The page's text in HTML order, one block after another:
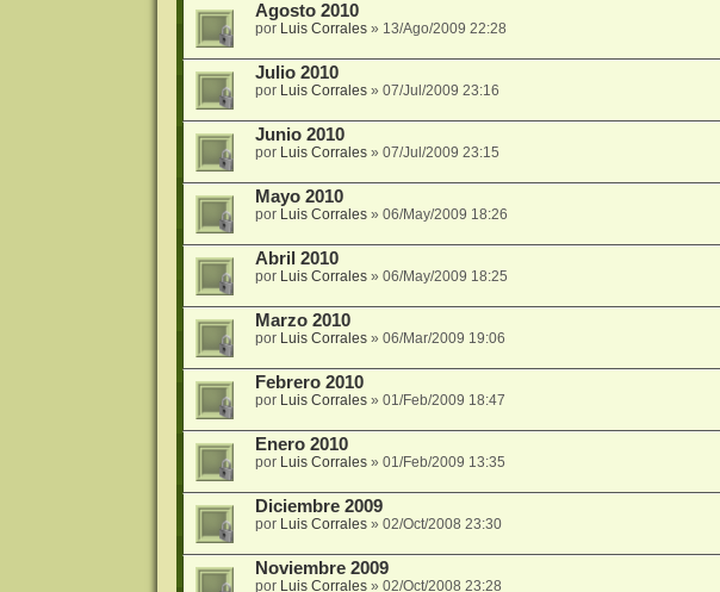
Agosto 2010
por Luis Corrales» 13/Ago/2009 22:28
Julio 2010
por Luis Corrales» 07/Jul/2009 23:16
Junio 2010
por Luis Corrales» 07/Jul/2009 23:15
Mayo 2010
por Luis Corrales» 06/May/2009 18:26
Abril 2010
por Luis Corrales» 06/May/2009 18:25
Marzo 2010
por Luis Corrales» 06/Mar/2009 19:06
Febrero 2010
por Luis Corrales» 01/Feb/2009 18:47
Enero 2010
por Luis Corrales» 01/Feb/2009 13:35
Diciembre 2009
por Luis Corrales» 02/Oct/2008 23:30
Noviembre 2009
por Luis Corrales» 02/Oct/2008 23:28